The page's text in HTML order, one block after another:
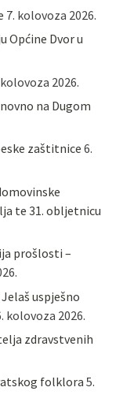
7. kolovoza 2026.
Općine Dvor u
2026.
na Dugom
zaštitnice 6.
te 31. obljetnicu
prošlosti –
uspješno
kolovoza 2026.
zdravstvenih
folklora 5.